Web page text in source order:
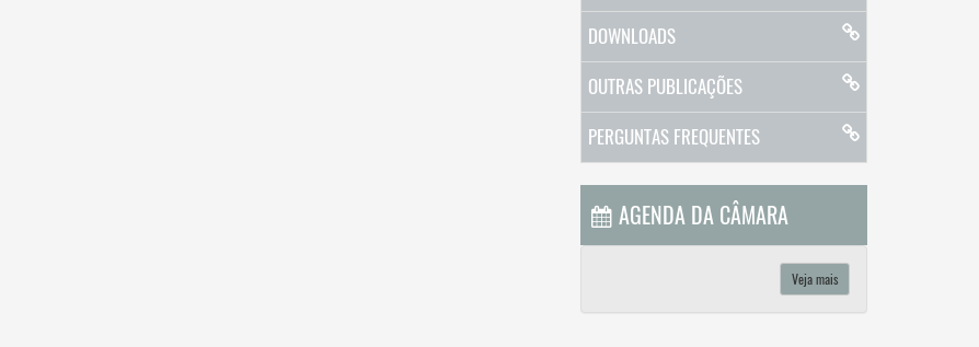
DOWNLOADS
OUTRAS PUBLICAÇÕES
PERGUNTAS FREQUENTES
AGENDA DA CÂMARA
Veja mais